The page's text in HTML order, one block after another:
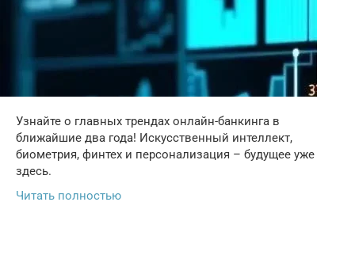
Узнайте о главных трендах онлайн-банкинга в
ближайшие два года! Искусственный интеллект,
биометрия, финтех и персонализация – будущее уже
здесь.
Читать полностью